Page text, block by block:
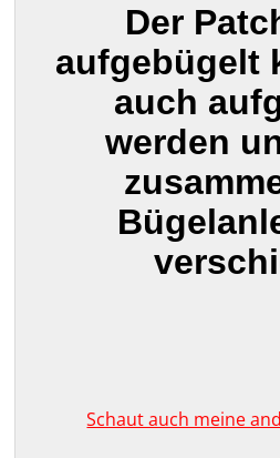
Der
aufgebügelt
auch
werden
Schaut auch meine